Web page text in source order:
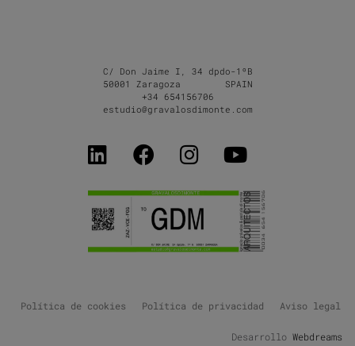
C/ Don Jaime I, 34 dpdo-1ºB
50001 Zaragoza SPAIN
+34 654156706
estudio@gravalosdimonte.com
Política de cookies Política de privacidad Aviso legal
Desarrollo Webdreams